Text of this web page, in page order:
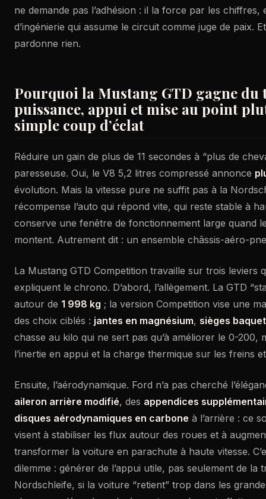
ne demande pas l’adhésion : il la force par les
d’ingénierie qui assume le circuit comme juge de paix.
pardonne rien.
Pourquoi la Mustang GTD gagne du
puissance, appui et mise au point
simple coup d’éclat
Réduire un gain de plus de 11 secondes à “plus de
paresseuse. Oui, le V8 5,2 litres compressé annonce
évolution. Mais la vitesse pure ne suffit pas à la
récompense l’auto qui répond vite, qui reste stable à
conserve une fenêtre de fonctionnement large quand
montent. Autrement dit : un ensemble châssis-aéro-
La Mustang GTD Competition travaille sur trois leviers
expliquent le chrono. D’abord, l’allègement. La GTD
autour de 1 998 kg ; la version Competition vise une
des choix ciblés : jantes en magnésium, sièges
chasse au kilo qui ne sert pas qu’à améliorer le 0-200,
l’inertie en appui et la charge thermique sur les freins
Ensuite, l’aérodynamique. Ford n’a pas cherché
aileron arrière modifié, des appendices
disques aérodynamiques en carbone à l’arrière : ce
visent à stabiliser les flux autour des roues et à
transformer la voiture en parachute à haute vitesse.
dilemme : générer de l’appui utile, pas seulement de la
Nordschleife, si la voiture “retient” trop dans les